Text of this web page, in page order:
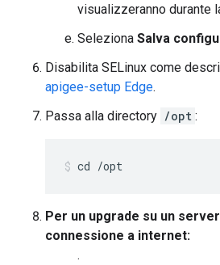
visualizzeranno durante
Seleziona Salva
Disabilita SELinux come
apigee-setup Edge.
Passa alla directory /opt :
cd /opt
Per un upgrade su un
connessione a internet:
.